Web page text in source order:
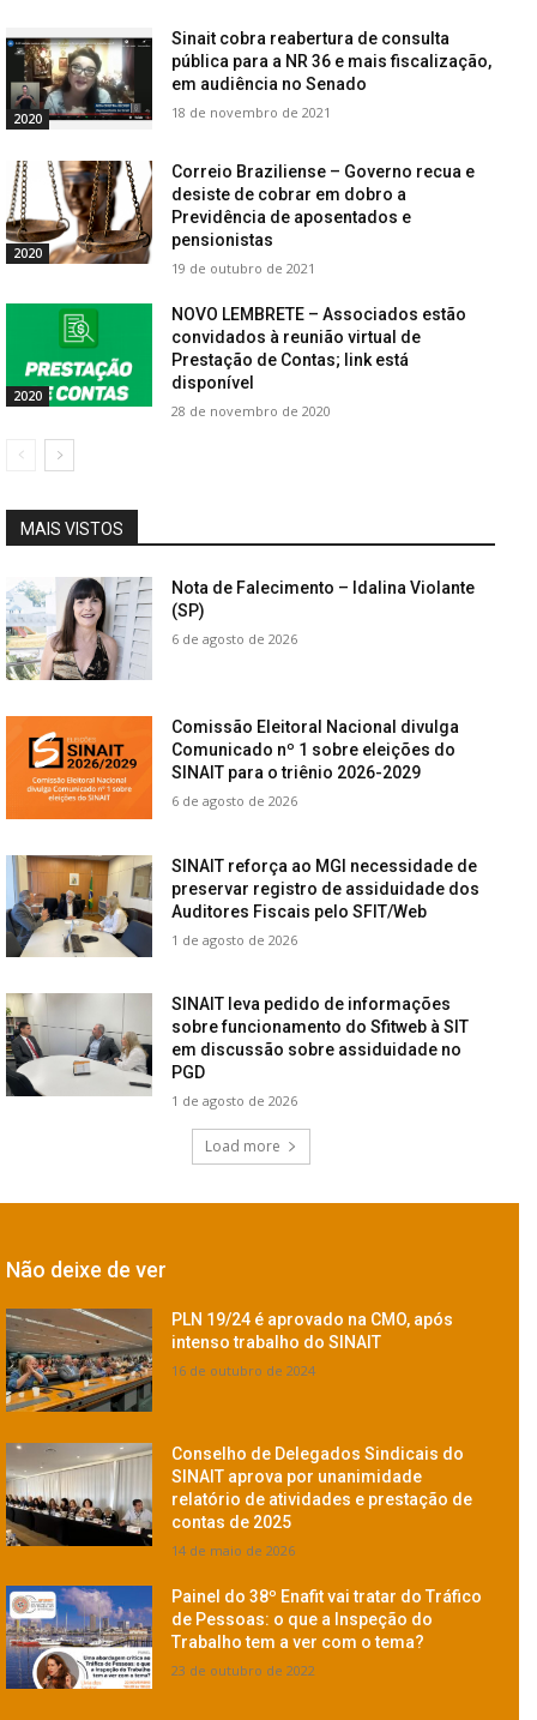
2020
Sinait cobra reabertura de consulta
pública para a NR 36 e mais fiscalização,
em audiência no Senado
18 de novembro de 2021
2020
Correio Braziliense – Governo recua e
desiste de cobrar em dobro a
Previdência de aposentados e
pensionistas
19 de outubro de 2021
2020
NOVO LEMBRETE – Associados estão
convidados à reunião virtual de
Prestação de Contas; link está
disponível
28 de novembro de 2020
MAIS VISTOS
Nota de Falecimento – Idalina Violante
(SP)
6 de agosto de 2026
Comissão Eleitoral Nacional divulga
Comunicado nº 1 sobre eleições do
SINAIT para o triênio 2026-2029
6 de agosto de 2026
SINAIT reforça ao MGI necessidade de
preservar registro de assiduidade dos
Auditores Fiscais pelo SFIT/Web
1 de agosto de 2026
SINAIT leva pedido de informações
sobre funcionamento do Sfitweb à SIT
em discussão sobre assiduidade no
PGD
1 de agosto de 2026
Load more
Não deixe de ver
PLN 19/24 é aprovado na CMO, após
intenso trabalho do SINAIT
16 de outubro de 2024
Conselho de Delegados Sindicais do
SINAIT aprova por unanimidade
relatório de atividades e prestação de
contas de 2025
14 de maio de 2026
Painel do 38º Enafit vai tratar do Tráfico
de Pessoas: o que a Inspeção do
Trabalho tem a ver com o tema?
23 de outubro de 2022